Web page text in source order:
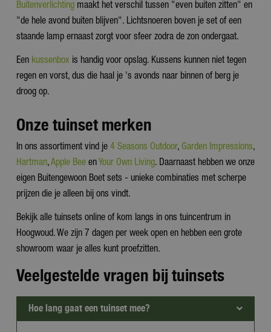
Buitenverlichting maakt het verschil tussen "even buiten zitten" en
"de hele avond buiten blijven". Lichtsnoeren boven je set of een
staande lamp ernaast zorgt voor sfeer zodra de zon ondergaat.
Een kussenbox is handig voor opslag. Kussens kunnen niet tegen
regen en vorst, dus die haal je 's avonds naar binnen of berg je
droog op.
Onze tuinset merken
In ons assortiment vind je 4 Seasons Outdoor, Garden Impressions,
Hartman,Apple Bee en Your Own Living. Daarnaast hebben we onze
eigen Buitengewoon Boet sets - unieke combinaties met scherpe
prijzen die je alleen bij ons vindt.
Bekijk alle tuinsets online of kom langs in ons tuincentrum in
Hoogwoud. We zijn 7 dagen per week open en hebben een grote
showroom waar je alles kunt proefzitten.
Veelgestelde vragen bij tuinsets
Hoe lang gaat een tuinset mee?